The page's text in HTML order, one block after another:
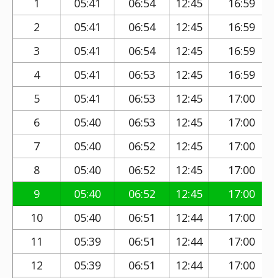
1
05:41 06:54 12:45
16:59
2
05:41 06:54 12:45
16:59
3
05:41 06:54 12:45
16:59
4
05:41 06:53 12:45
16:59
5
05:41 06:53 12:45
17:00
6
05:40 06:53 12:45
17:00
7
05:40 06:52 12:45
17:00
8
05:40 06:52 12:45
17:00
9
05:40 06:52 12:45
17:00
10
05:40 06:51 12:44
17:00
11
05:39 06:51 12:44
17:00
12
05:39 06:51 12:44
17:00